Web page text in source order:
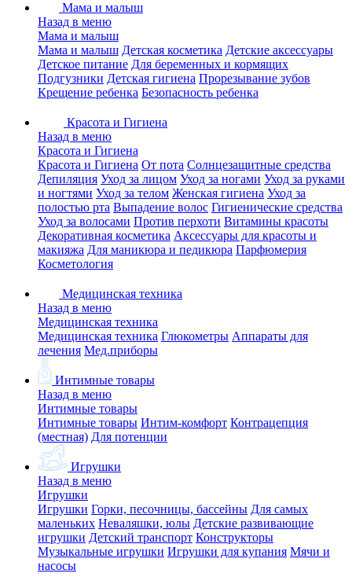
Мама и малыш
Назад в меню
Мама и малыш
Мама и малыш Детская косметика Детские аксессуары
Детское питание Для беременных и кормящих
Подгузники Детская гигиена Прорезывание зубов
Крещение ребенка Безопасность ребенка
Красота и Гигиена
Назад в меню
Красота и Гигиена
Красота и Гигиена От пота Солнцезащитные средства
Депиляция Уход за лицом Уход за ногами Уход за руками
и ногтями Уход за телом Женская гигиена Уход за
полостью рта Выпадение волос Гигиенические средства
Уход за волосами Против перхоти Витамины красоты
Декоративная косметика Аксессуары для красоты и
макияжа Для маникюра и педикюра Парфюмерия
Косметология
Медицинская техника
Назад в меню
Медицинская техника
Медицинская техника Глюкометры Аппараты для
лечения Мед.приборы
Интимные товары
Назад в меню
Интимные товары
Интимные товары Интим-комфорт Контрацепция
(местная) Для потенции
Игрушки
Назад в меню
Игрушки
Игрушки Горки, песочницы, бассейны Для самых
маленьких Неваляшки, юлы Детские развивающие
игрушки Детский транспорт Конструкторы
Музыкальные игрушки Игрушки для купания Мячи и
насосы